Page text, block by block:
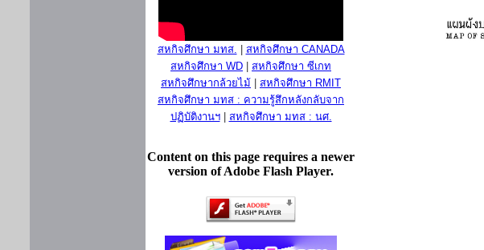
สหกิจศึกษา มทส.
สหกิจศึกษา CANADA
สหกิจศึกษา WD
สหกิจศึกษา ซีเกท
สหกิจศึกษากล้วยไม้
สหกิจศึกษา RMIT
สหกิจศึกษา มทส : ความรู้สึกหลังกลับจาก
ปฏิบัติงานฯ| สหกิจศึกษา มทส : นศ.
Content on this page requires a newer
version of Adobe Flash Player.